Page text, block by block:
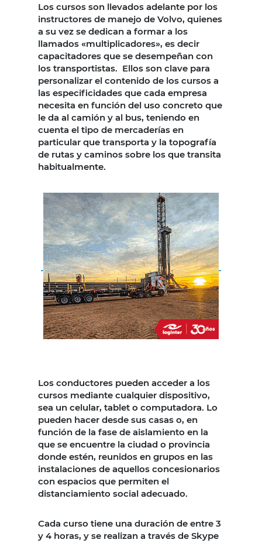
Los cursos son llevados adelante por los
instructores de manejo de Volvo, quienes
a su vez se dedican a formar a los
llamados «multiplicadores», es decir
capacitadores que se desempeñan con
los transportistas. Ellos son clave para
personalizar el contenido de los cursos a
las especificidades que cada empresa
necesita en función del uso concreto que
le da al camión y al bus, teniendo en
cuenta el tipo de mercaderías en
particular que transporta y la topografía
de rutas y caminos sobre los que transita
habitualmente.
Los conductores pueden acceder a los
cursos mediante cualquier dispositivo,
sea un celular, tablet o computadora. Lo
pueden hacer desde sus casas o, en
función de la fase de aislamiento en la
que se encuentre la ciudad o provincia
donde estén, reunidos en grupos en las
instalaciones de aquellos concesionarios
con espacios que permiten el
distanciamiento social adecuado.
Cada curso tiene una duración de entre 3
y 4 horas, y se realizan a través de Skype